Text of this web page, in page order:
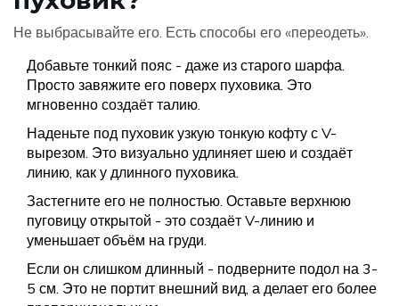
Не выбрасывайте его. Есть способы его «переодеть».
Добавьте тонкий пояс - даже из старого шарфа.
Просто завяжите его поверх пуховика. Это
мгновенно создаёт талию.
Наденьте под пуховик узкую тонкую кофту с V-
вырезом. Это визуально удлиняет шею и создаёт
линию, как у длинного пуховика.
Застегните его не полностью. Оставьте верхнюю
пуговицу открытой - это создаёт V-линию и
уменьшает объём на груди.
Если он слишком длинный - подверните подол на 3-
5 см. Это не портит внешний вид, а делает его более